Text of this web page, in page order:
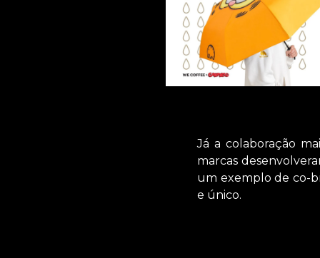
Já a colaboração
marcas
um exemplo de co-
e único.